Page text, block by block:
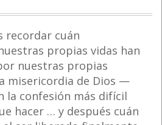
recordar cuán
propias vidas han
nuestras propias
misericordia de Dios —
la confesión más difícil
hacer … y después cuán